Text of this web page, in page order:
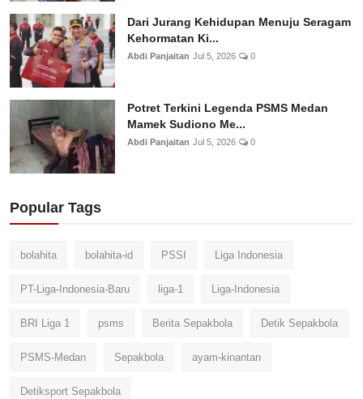
Dari Jurang Kehidupan Menuju Seragam
Kehormatan Ki...
Abdi Panjaitan Jul 5, 2026 0
Potret Terkini Legenda PSMS Medan
Mamek Sudiono Me...
Abdi Panjaitan Jul 5, 2026 0
Popular Tags
bolahita bolahita-id PSSI Liga Indonesia
PT-Liga-Indonesia-Baru liga-1 Liga-Indonesia
BRI Liga 1 psms Berita Sepakbola Detik Sepakbola
PSMS-Medan Sepakbola ayam-kinantan
Detiksport Sepakbola